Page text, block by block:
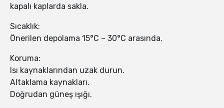
kapalı kaplarda sakla.
Sıcaklık:
Önerilen depolama 15°C – 30°C arasında.
Koruma:
Isı kaynaklarından uzak durun.
Altaklama kaynakları.
Doğrudan güneş ışığı.